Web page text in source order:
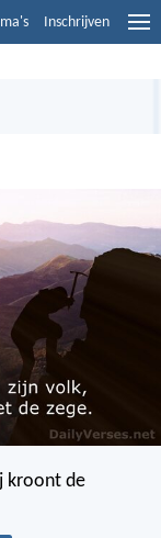
Inschrijven
kroont de